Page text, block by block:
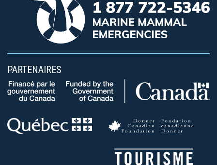
PARTENAIRES